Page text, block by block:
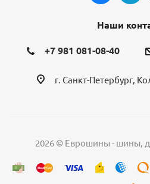
Наши
+7 981 081-08-40
г. Санкт-Петербург,
2026 © Еврошины - шины,